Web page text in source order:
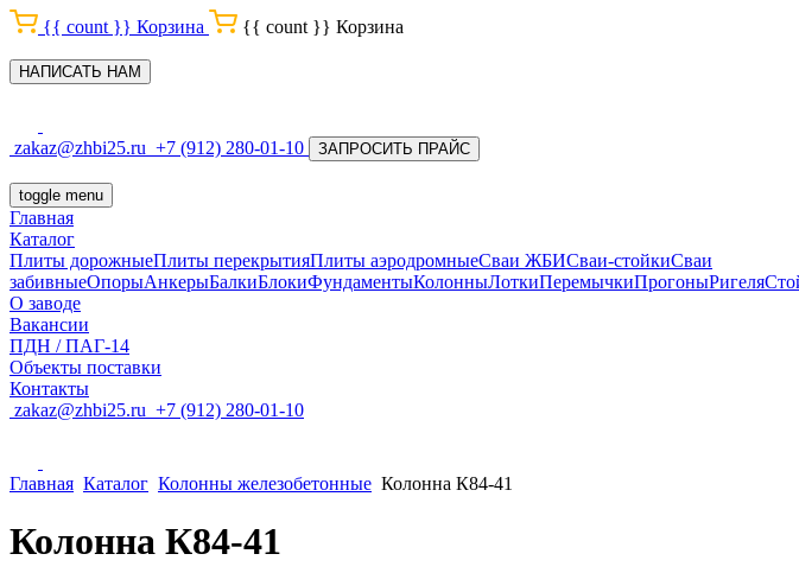
{{ count }} Корзина {{ count }} Корзина
НАПИСАТЬ НАМ
zakaz@zhbi25.ru +7 (912) 280-01-10 ЗАПРОСИТЬ ПРАЙС
toggle menu
Главная
Каталог
Плиты дорожныеПлиты перекрытияПлиты аэродромныеСваи ЖБИСваи-стойкиСваи
забивныеОпорыАнкерыБалкиБлокиФундаментыКолонныЛоткиПеремычкиПрогоныРигеля
О заводе
Вакансии
ПДН / ПАГ-14
Объекты поставки
Контакты
zakaz@zhbi25.ru +7 (912) 280-01-10
Главная Каталог Колонны железобетонные Колонна К84-41
Колонна К84-41